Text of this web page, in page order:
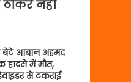
नहीं
आबान अहमद
हादसे में मौत,
से टकराई